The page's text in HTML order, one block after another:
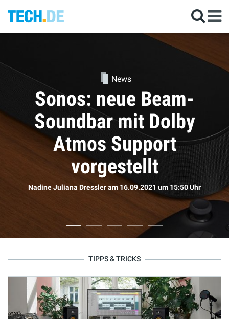
News
Kommen die neuen
AirPods doch bald?
Sophie Bömeram 16.09.2021 um 11:50 Uhr
TIPPS & TRICKS